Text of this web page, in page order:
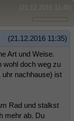
(21.12.2016 11:40)
(21.12.2016 11:35)
Art und Weise.
wohl doch weg zu
nachhause) ist
Rad und stalkst
mehr ab. Du